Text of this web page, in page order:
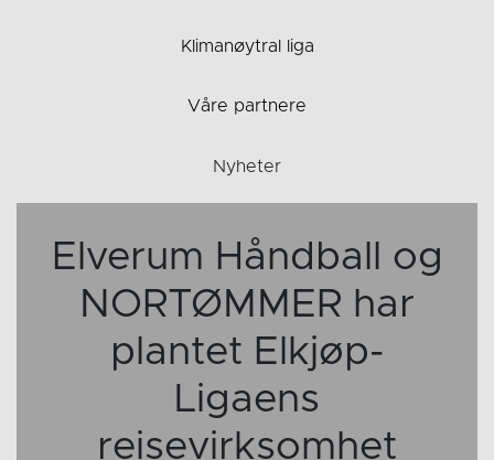
Klimanøytral liga
Våre partnere
Nyheter
Elverum Håndball og
NORTØMMER har
plantet Elkjøp-
Ligaens
reisevirksomhet